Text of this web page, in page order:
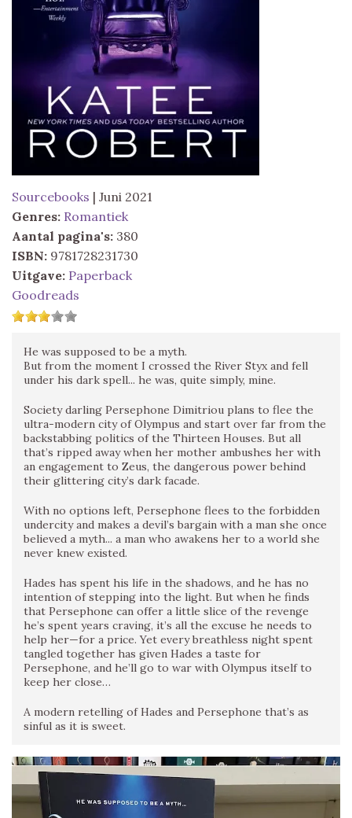
Sourcebooks | Juni 2021
Genres: Romantiek
Aantal pagina's: 380
ISBN: 9781728231730
Uitgave: Paperback
Goodreads
He was supposed to be a myth.
But from the moment I crossed the River Styx and fell
under his dark spell... he was, quite simply, mine.
Society darling Persephone Dimitriou plans to flee the
ultra-modern city of Olympus and start over far from the
backstabbing politics of the Thirteen Houses. But all
that’s ripped away when her mother ambushes her with
an engagement to Zeus, the dangerous power behind
their glittering city’s dark facade.
With no options left, Persephone flees to the forbidden
undercity and makes a devil’s bargain with a man she once
believed a myth... a man who awakens her to a world she
never knew existed.
Hades has spent his life in the shadows, and he has no
intention of stepping into the light. But when he finds
that Persephone can offer a little slice of the revenge
he’s spent years craving, it’s all the excuse he needs to
help her—for a price. Yet every breathless night spent
tangled together has given Hades a taste for
Persephone, and he’ll go to war with Olympus itself to
keep her close…
A modern retelling of Hades and Persephone that’s as
sinful as it is sweet.